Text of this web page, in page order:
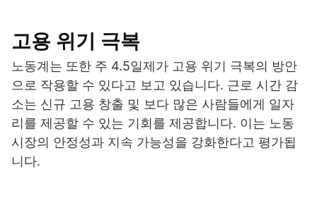
고용 위기 극복
노동계는 또한 주 4.5일제가 고용 위기 극복의 방안
으로 작용할 수 있다고 보고 있습니다. 근로 시간 감
소는 신규 고용 창출 및 보다 많은 사람들에게 일자
리를 제공할 수 있는 기회를 제공합니다. 이는 노동
시장의 안정성과 지속 가능성을 강화한다고 평가됩
니다.